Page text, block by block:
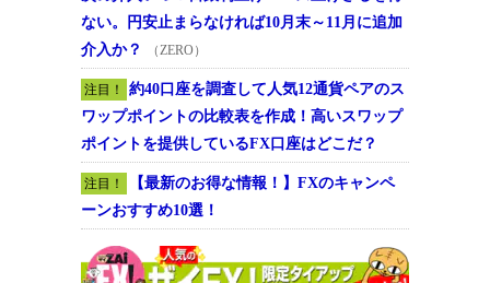
ない。円安止まらなければ10月末～11月に追加
介入か？
（ZERO）
注目！
約40口座を調査して人気12通貨ペアのス
ワップポイントの比較表を作成！高いスワップ
ポイントを提供しているFX口座はどこだ？
注目！
【最新のお得な情報！】FXのキャンペ
ーンおすすめ10選！